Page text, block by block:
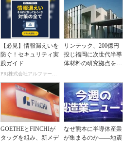
【必見】情報漏えいを
防ぐ！セキュリティ実
践ガイド
リンテック、200億円
投じ福岡に次世代半導
体材料の研究拠点を開
GOETHEとFINCHIが
タッグを組み、新メデ
なぜ熊本に半導体産業
が集まるのか――地震